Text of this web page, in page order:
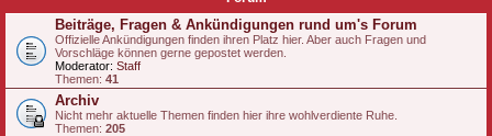
Beiträge, Fragen & Ankündigungen rund um's Forum
Offizielle Ankündigungen finden ihren Platz hier. Aber auch Fragen und
Vorschläge können gerne gepostet werden.
Moderator: Staff
Themen: 41
Archiv
Nicht mehr aktuelle Themen finden hier ihre wohlverdiente Ruhe.
Themen: 205